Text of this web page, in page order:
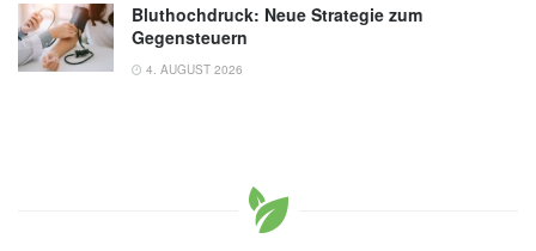
Bluthochdruck: Neue Strategie zum
Gegensteuern
4. AUGUST 2026